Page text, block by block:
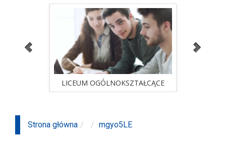
LICEUM OGÓLNOKSZTAŁCĄCE
sprawdź ofertę
LICEUM OGÓLNOKSZTAŁCĄCE
Strona główna mgyo5LE